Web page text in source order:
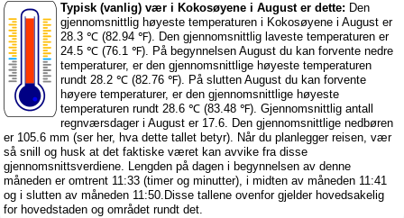
Typisk (vanlig) vær i Kokosøyene i August er dette: Den
gjennomsnittlig høyeste temperaturen i Kokosøyene i August er
28.3 ℃ (82.94 ℉). Den gjennomsnittlig laveste temperaturen er
24.5 ℃ (76.1 ℉). På begynnelsen August du kan forvente nedre
temperaturer, er den gjennomsnittlige høyeste temperaturen
rundt 28.2 ℃ (82.76 ℉). På slutten August du kan forvente
høyere temperaturer, er den gjennomsnittlige høyeste
temperaturen rundt 28.6 ℃ (83.48 ℉). Gjennomsnittlig antall
regnværsdager i August er 17.6. Den gjennomsnittlige nedbøren
er 105.6 mm (ser her, hva dette tallet betyr). Når du planlegger reisen, vær
så snill og husk at det faktiske været kan avvike fra disse
gjennomsnittsverdiene. Lengden på dagen i begynnelsen av denne
måneden er omtrent 11:33 (timer og minutter), i midten av måneden 11:41
og i slutten av måneden 11:50.Disse tallene ovenfor gjelder hovedsakelig
for hovedstaden og området rundt det.